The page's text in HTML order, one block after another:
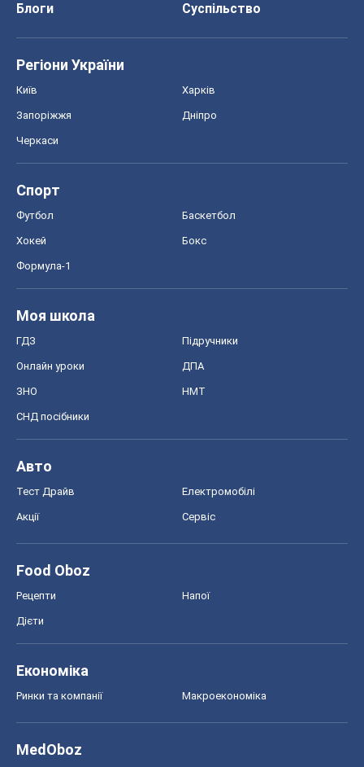
Блоги
Суспільство
Регіони України
Київ Харків
Запоріжжя Дніпро
Черкаси
Спорт
Футбол Баскетбол
Хокей Бокс
Формула-1
Моя школа
ГДЗ Підручники
Онлайн уроки ДПА
ЗНО НМТ
СНД посібники
Авто
Тест Драйв Електромобілі
Акції Сервіс
Food Oboz
Рецепти Напої
Дієти
Економіка
Ринки та компанії Макроекономіка
MedOboz